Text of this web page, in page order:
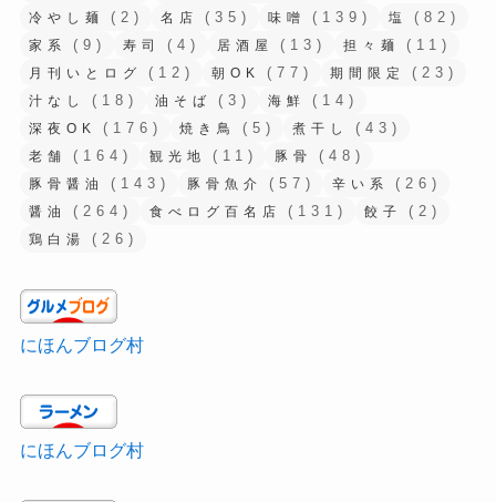
冷やし麺 (2) 名店 (35) 味噌 (139) 塩 (82)
家系 (9) 寿司 (4) 居酒屋 (13) 担々麺 (11)
月刊いとログ (12) 朝OK (77) 期間限定 (23)
汁なし (18) 油そば (3) 海鮮 (14)
深夜OK (176) 焼き鳥 (5) 煮干し (43)
老舗 (164) 観光地 (11) 豚骨 (48)
豚骨醤油 (143) 豚骨魚介 (57) 辛い系 (26)
醤油 (264) 食べログ百名店 (131) 餃子 (2)
鶏白湯 (26)
にほんブログ村
にほんブログ村